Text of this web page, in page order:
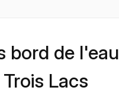
bord de l'eau
Lacs